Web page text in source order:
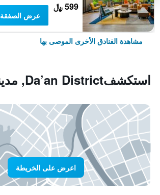
599 ﷼
عرض الصفقة
مشاهدة الفنادق الأخرى الموصى بها
استكشفDa’an District, مدينة تايبيه
اعرض على الخريطة